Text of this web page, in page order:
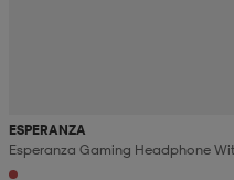
ESPERANZA
Esperanza Gaming Headphone